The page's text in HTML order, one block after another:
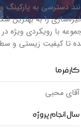
دسترسی به
را به بهترین
با رویکردی ویژه
تا کیفیت زیستی و
کارفرما
آقای محبی
سال انجام پروژه